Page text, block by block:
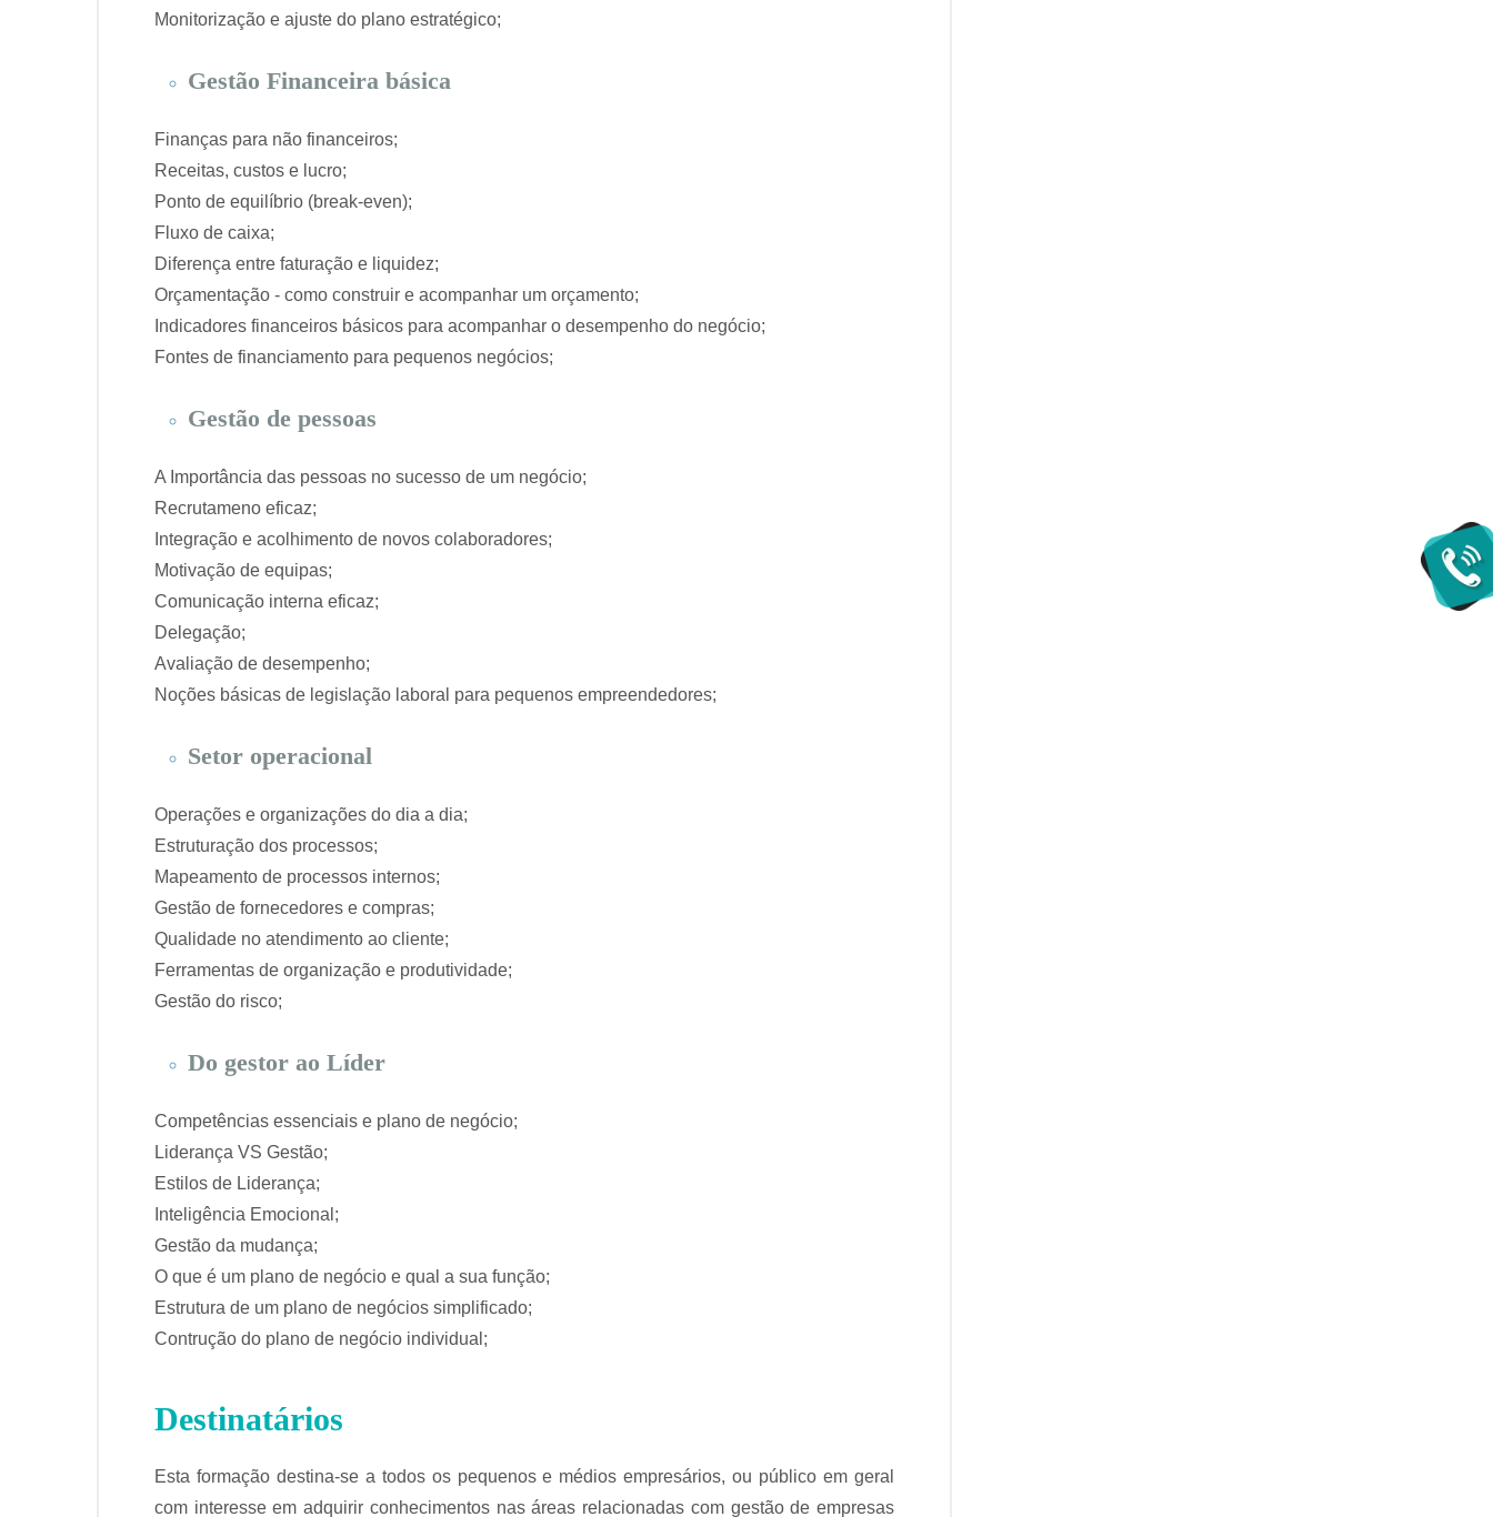
Monitorização e ajuste do plano estratégico;
Gestão Financeira básica
Finanças para não financeiros;
Receitas, custos e lucro;
Ponto de equilíbrio (break-even);
Fluxo de caixa;
Diferença entre faturação e liquidez;
Orçamentação - como construir e acompanhar um orçamento;
Indicadores financeiros básicos para acompanhar o desempenho do negócio;
Fontes de financiamento para pequenos negócios;
Gestão de pessoas
A Importância das pessoas no sucesso de um negócio;
Recrutameno eficaz;
Integração e acolhimento de novos colaboradores;
Motivação de equipas;
Comunicação interna eficaz;
Delegação;
Avaliação de desempenho;
Noções básicas de legislação laboral para pequenos empreendedores;
Setor operacional
Operações e organizações do dia a dia;
Estruturação dos processos;
Mapeamento de processos internos;
Gestão de fornecedores e compras;
Qualidade no atendimento ao cliente;
Ferramentas de organização e produtividade;
Gestão do risco;
Do gestor ao Líder
Competências essenciais e plano de negócio;
Liderança VS Gestão;
Estilos de Liderança;
Inteligência Emocional;
Gestão da mudança;
O que é um plano de negócio e qual a sua função;
Estrutura de um plano de negócios simplificado;
Contrução do plano de negócio individual;
Destinatários
Esta formação destina-se a todos os pequenos e médios empresários, ou público em geral
com interesse em adquirir conhecimentos nas áreas relacionadas com gestão de empresas